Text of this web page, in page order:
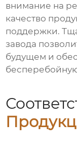
внимание на
качество
поддержки.
завода
будущем и